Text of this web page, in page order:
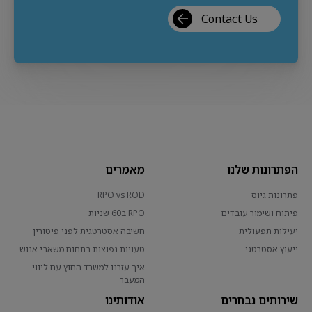
Contact Us
הפתרונות שלנו
פתרונות גיוס
פיתוח ושימור עובדים
יעילות תפעולית
ייעוץ אסטרטגי
מאמרים
RPO vs ROD
RPO ב60 שניות
חשיבה אסטרטגית לפני פיטורין
טעויות נפוצות בתחום משאבי אנוש
איך עזרנו למשרד החוץ עם ליווי
המעבר
שירותים נבחרים
אודותינו